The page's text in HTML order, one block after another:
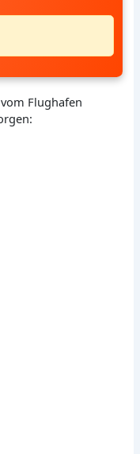
Flughafen